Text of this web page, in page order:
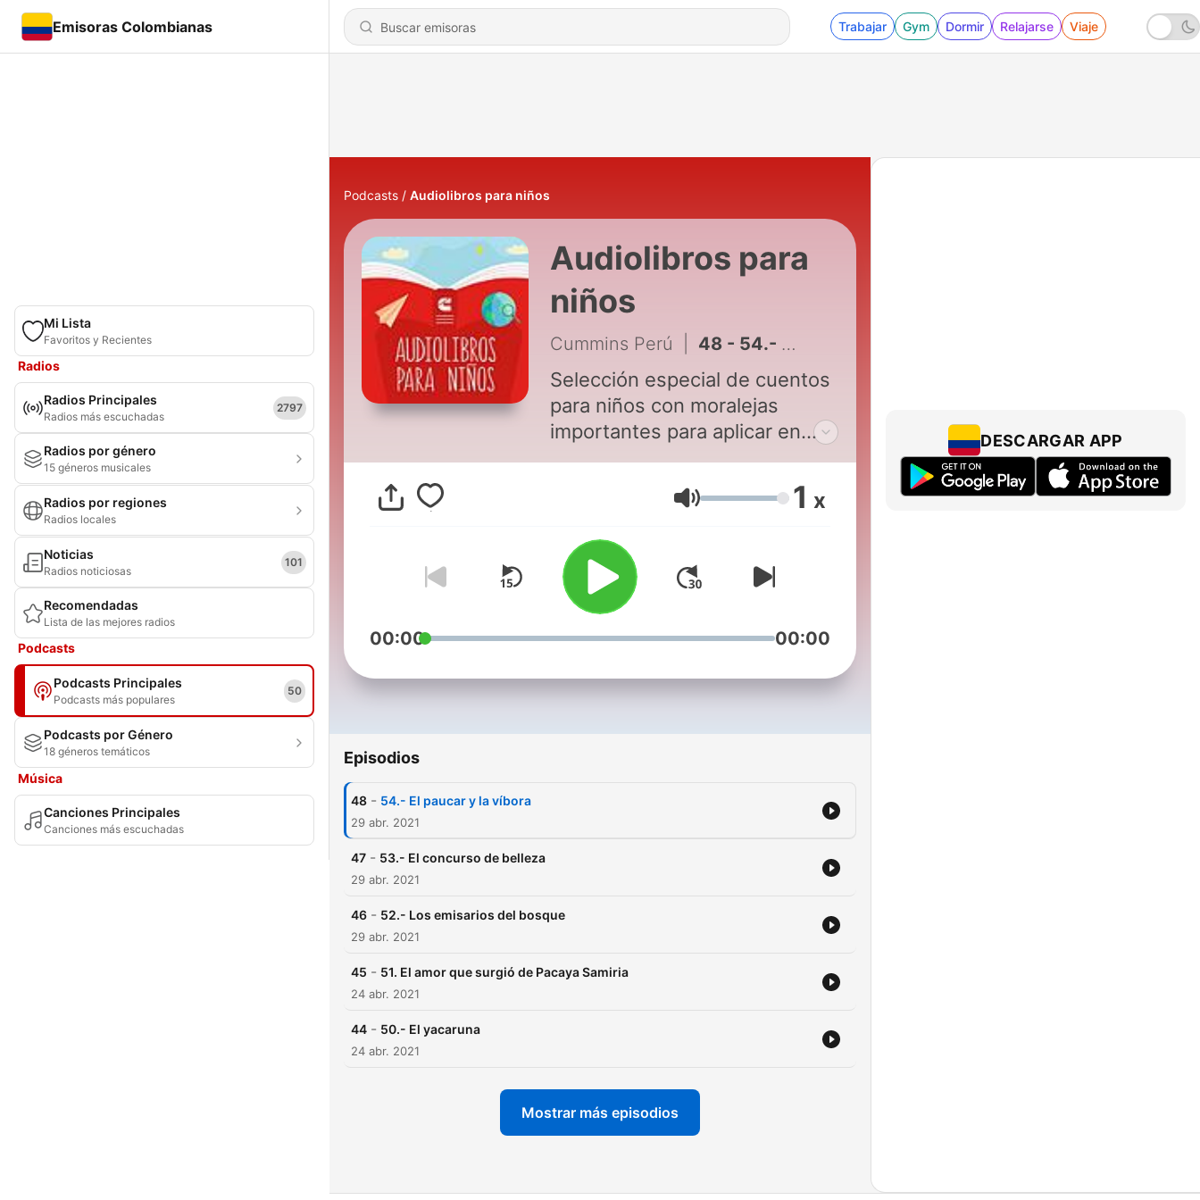
Emisoras Colombianas Trabajar Gym Dormir Relajarse Viaje
Mi Lista
Favoritos y Recientes
Radios
Radios Principales
Radios más escuchadas
2797
Radios por género
15 géneros musicales
Radios por regiones
Radios locales
Noticias
Radios noticiosas
101
Recomendadas
Lista de las mejores radios
Podcasts
Podcasts Principales
Podcasts más populares
50
Podcasts por Género
18 géneros temáticos
Música
Canciones Principales
Canciones más escuchadas
Podcasts Audiolibros para niños
Audiolibros para
niños
Cummins Perú 48 - 54.- El paucar y la víbora
Selección especial de cuentos
para niños con moralejas
importantes para aplicar en
nuestra vida diaria, narrados
por los voluntarios del equipo
de Responsabilidad
Corporativa de Distribuidora
Cummins Perú. Proyecto
"Audiolibros" - 2020 Se
autoriza la difusión de los
episodios de este podcast
únicamente. No tenemos
historias narradas en este
Volumen 1 x
00:00 00:00
Episodios
48 - 54.- El paucar y la víbora
29 abr. 2021
47 - 53.- El concurso de belleza
29 abr. 2021
46 - 52.- Los emisarios del bosque
29 abr. 2021
45 - 51. El amor que surgió de Pacaya Samiria
24 abr. 2021
44 - 50.- El yacaruna
24 abr. 2021
Mostrar más episodios
DESCARGAR APP